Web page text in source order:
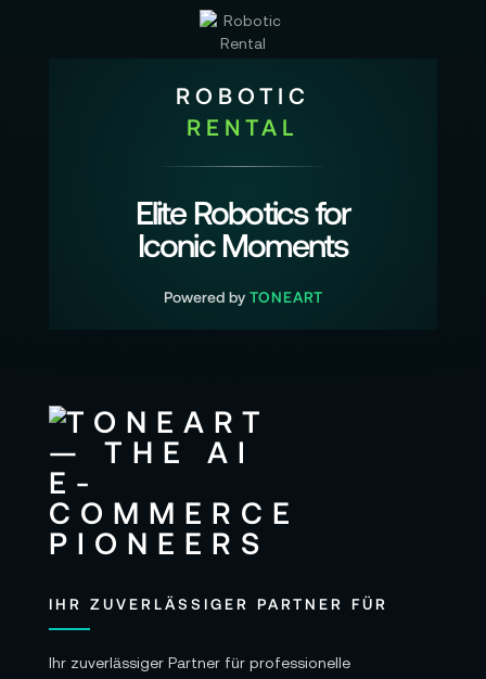
ROBOTIC
RENTAL
Elite Robotics for
Iconic Moments
Powered by TONEART
IHR ZUVERLÄSSIGER PARTNER FÜR
Ihr zuverlässiger Partner für professionelle